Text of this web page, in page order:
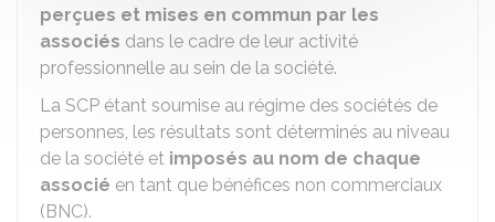
perçues et mises en commun par les
associés dans le cadre de leur activité
professionnelle au sein de la société.
La SCP étant soumise au régime des sociétés de
personnes, les résultats sont déterminés au niveau
de la société et imposés au nom de chaque
associé en tant que bénéfices non commerciaux
(BNC).